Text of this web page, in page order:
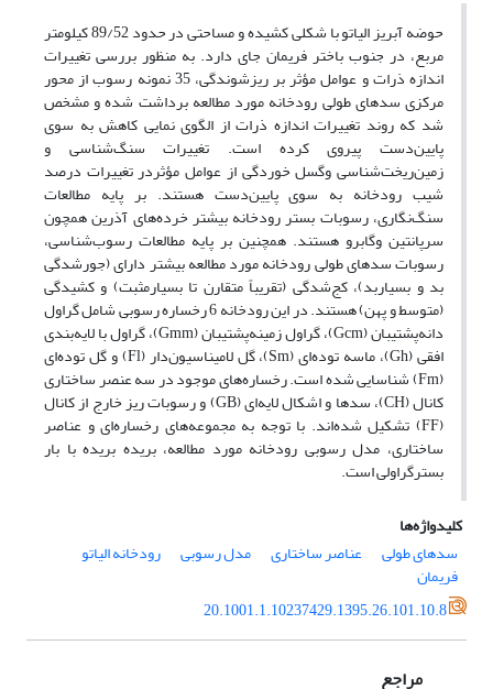
حوضه آبریز الیاتو با شکلی کشیده و مساحتی در حدود 89/52 کیلومتر
مربع، در جنوب باختر فریمان جای دارد. به‌ منظور بررسی تغییرات
اندازه ذرات و عوامل مؤثر بر ریزشوندگی، 35 نمونه رسوب از محور
مرکزی سدهای طولی رودخانه مورد مطالعه برداشت شده و مشخص
شد که روند تغییرات اندازه ذرات از الگوی نمایی کاهش به‌ سوی
پایین‌دست پیروی کرده است. تغییرات سنگ‌شناسی و
زمین‌ریخت‌شناسی وگسل خوردگی از عوامل مؤثردر تغییرات درصد
شیب رودخانه به سوی پایین‌دست هستند. بر پایه مطالعات
سنگ‌نگاری، رسوبات بستر رودخانه بیشتر خرده‌های آذرین همچون
سرپانتین وگابرو هستند. همچنین بر پایه مطالعات رسوب‌شناسی،
رسوبات سدهای طولی رودخانه مورد مطالعه بیشتر دارای (جورشدگی
بد و بسیاربد)، کج‌شدگی (تقریباً متقارن تا بسیارمثبت) و کشیدگی
(متوسط و پهن) هستند. در این رودخانه 6 رخساره رسوبی شامل گراول
دانه‌پشتیبان (Gcm)، گراول زمینه‌پشتیبان (Gmm)، گراول با لایه‌بندی
افقی (Gh)، ماسه توده‌ای (Sm)، گل لامیناسیون‌دار (Fl) و گل توده‌ای
(Fm) شناسایی شده است. رخساره‌های موجود در سه عنصر ساختاری
کانال (CH)، سدها و اشکال لایه‌ای (GB) و رسوبات ریز خارج از کانال
(FF) تشکیل شده‌اند. با توجه به مجموعه‌های رخساره‌ای و عناصر
ساختاری، مدل رسوبی رودخانه مورد مطالعه، بریده بریده با بار
بسترگراولی است.
کلیدواژه‌ها
سدهای طولی
عناصر ساختاری مدل رسوبی رودخانه الیاتو
فریمان
20.1001.1.10237429.1395.26.101.10.8
مراجع